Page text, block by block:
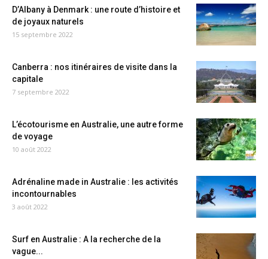
D’Albany à Denmark : une route d’histoire et
de joyaux naturels
15 septembre 2022
Canberra : nos itinéraires de visite dans la
capitale
7 septembre 2022
L’écotourisme en Australie, une autre forme
de voyage
10 août 2022
Adrénaline made in Australie : les activités
incontournables
3 août 2022
Surf en Australie : A la recherche de la
vague...